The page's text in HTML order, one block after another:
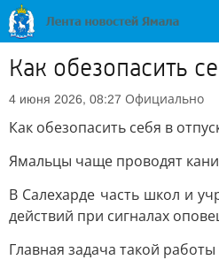
Как обезопасить
4 июня 2026, 08:27 Официально
Как обезопасить себя в
Ямальцы чаще проводят
В Салехарде часть школ и
действий при сигналах
Главная задача такой